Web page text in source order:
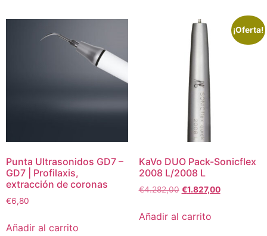
Punta Ultrasonidos GD7 –
GD7 | Profilaxis,
extracción de coronas
€6,80
Añadir al carrito
¡Oferta!
KaVo DUO Pack-Sonicflex
2008 L/2008 L
€4.282,00 €1.827,00
Añadir al carrito